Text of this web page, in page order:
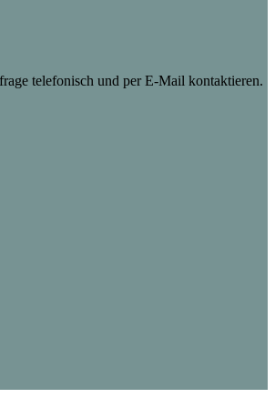
telefonisch und per E-Mail kontaktieren.